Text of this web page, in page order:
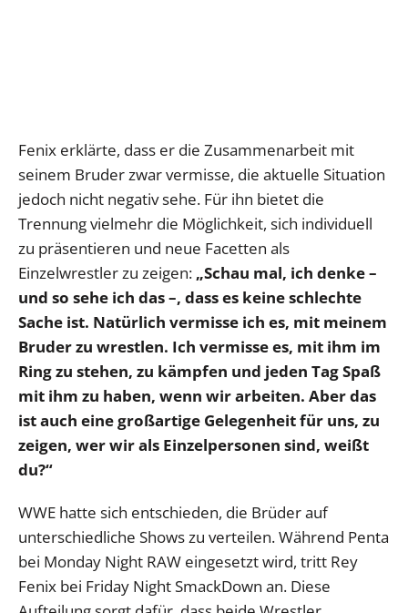
Fenix erklärte, dass er die Zusammenarbeit mit
seinem Bruder zwar vermisse, die aktuelle Situation
jedoch nicht negativ sehe. Für ihn bietet die
Trennung vielmehr die Möglichkeit, sich individuell
zu präsentieren und neue Facetten als
Einzelwrestler zu zeigen: „Schau mal, ich denke –
und so sehe ich das –, dass es keine schlechte
Sache ist. Natürlich vermisse ich es, mit meinem
Bruder zu wrestlen. Ich vermisse es, mit ihm im
Ring zu stehen, zu kämpfen und jeden Tag Spaß
mit ihm zu haben, wenn wir arbeiten. Aber das
ist auch eine großartige Gelegenheit für uns, zu
zeigen, wer wir als Einzelpersonen sind, weißt
du?“
WWE hatte sich entschieden, die Brüder auf
unterschiedliche Shows zu verteilen. Während Penta
bei Monday Night RAW eingesetzt wird, tritt Rey
Fenix bei Friday Night SmackDown an. Diese